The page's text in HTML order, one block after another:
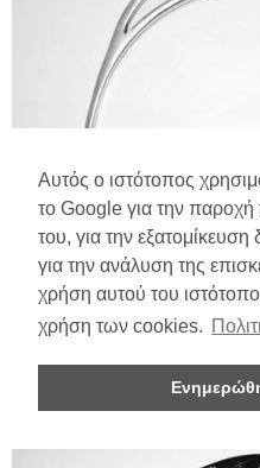
Αυτός ο ιστότοπος
το Google για την
του, για την εξατομίκευση
για την ανάλυση της
χρήση αυτού του
χρήση των cookies.